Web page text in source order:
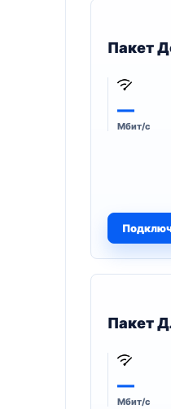
Пакет
—
Мбит/с
Пакет
—
Мбит/с